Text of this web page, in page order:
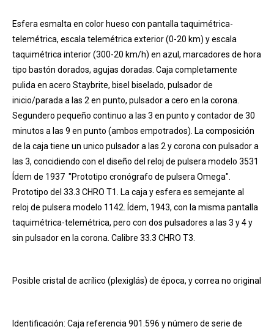
Esfera esmalta en color hueso con pantalla taquimétrica-
telemétrica, escala telemétrica exterior (0-20 km) y escala
taquimétrica interior (300-20 km/h) en azul, marcadores de hora
tipo bastón dorados, agujas doradas. Caja completamente
pulida en acero Staybrite, bisel biselado, pulsador de
inicio/parada a las 2 en punto, pulsador a cero en la corona.
Segundero pequeño continuo a las 3 en punto y contador de 30
minutos a las 9 en punto (ambos empotrados). La composición
de la caja tiene un unico pulsador a las 2 y corona con pulsador a
las 3, concidiendo con el diseño del reloj de pulsera modelo 3531
Ídem de 1937 "Prototipo cronógrafo de pulsera Omega".
Prototipo del 33.3 CHRO T1. La caja y esfera es semejante al
reloj de pulsera modelo 1142. Ídem, 1943, con la misma pantalla
taquimétrica-telemétrica, pero con dos pulsadores a las 3 y 4 y
sin pulsador en la corona. Calibre 33.3 CHRO T3.
Posible cristal de acrílico (plexiglás) de época, y correa no original
Identificación: Caja referencia 901.596 y número de serie de